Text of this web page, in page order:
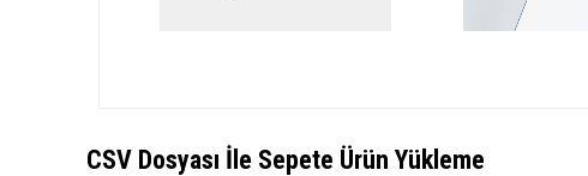
CSV Dosyası İle Sepete Ürün Yükleme